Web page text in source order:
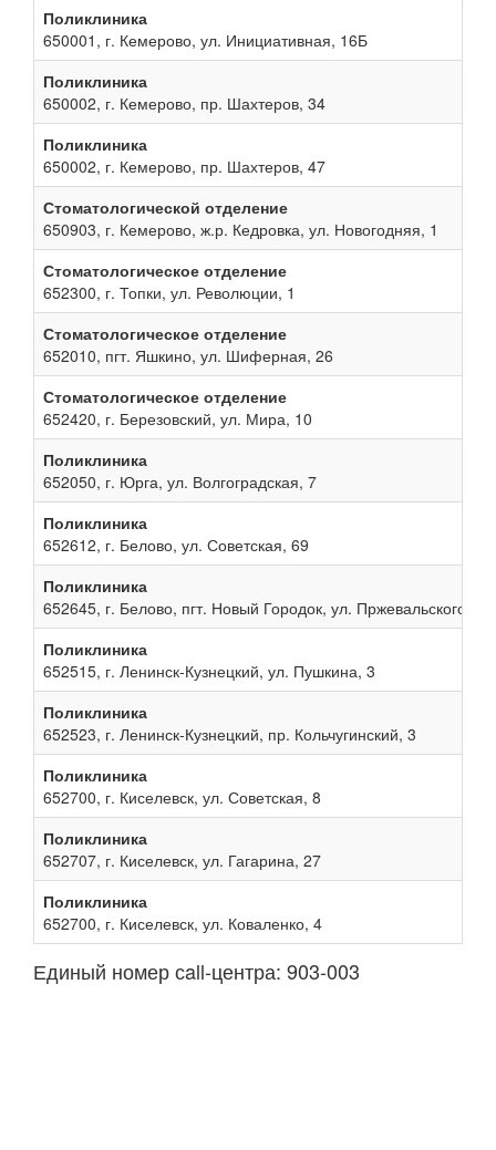
Поликлиника
650001, г. Кемерово, ул. Инициативная, 16Б
Поликлиника
650002, г. Кемерово, пр. Шахтеров, 34
Поликлиника
650002, г. Кемерово, пр. Шахтеров, 47
Стоматологической отделение
650903, г. Кемерово, ж.р. Кедровка, ул. Новогодняя, 1
Стоматологическое отделение
652300, г. Топки, ул. Революции, 1
Стоматологическое отделение
652010, пгт. Яшкино, ул. Шиферная, 26
Стоматологическое отделение
652420, г. Березовский, ул. Мира, 10
Поликлиника
652050, г. Юрга, ул. Волгоградская, 7
Поликлиника
652612, г. Белово, ул. Советская, 69
Поликлиника
652645, г. Белово, пгт. Новый Городок, ул. Пржевальского, 13
Поликлиника
652515, г. Ленинск-Кузнецкий, ул. Пушкина, 3
Поликлиника
652523, г. Ленинск-Кузнецкий, пр. Кольчугинский, 3
Поликлиника
652700, г. Киселевск, ул. Советская, 8
Поликлиника
652707, г. Киселевск, ул. Гагарина, 27
Поликлиника
652700, г. Киселевск, ул. Коваленко, 4
Единый номер сall-центра: 903-003